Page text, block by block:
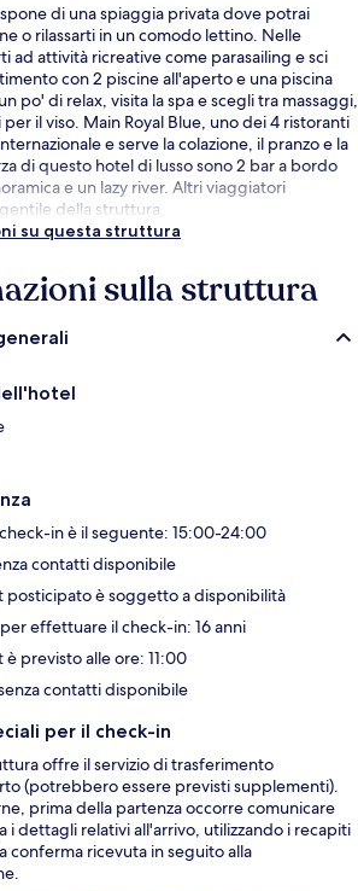
di una spiaggia privata dove potrai
o rilassarti in un comodo lettino. Nelle
ad attività ricreative come parasailing e sci
con 2 piscine all'aperto e una piscina
po' di relax, visita la spa e scegli tra massaggi,
il viso. Main Royal Blue, uno dei 4 ristoranti
e serve la colazione, il pranzo e la
di questo hotel di lusso sono 2 bar a bordo
e un lazy river. Altri viaggiatori
della struttura.
su questa struttura
sulla struttura
in è il seguente: 15:00-24:00
contatti disponibile
posticipato è soggetto a disponibilità
effettuare il check-in: 16 anni
previsto alle ore: 11:00
contatti disponibile
per il check-in
offre il servizio di trasferimento
(potrebbero essere previsti supplementi).
prima della partenza occorre comunicare
i dettagli relativi all'arrivo, utilizzando i recapiti
conferma ricevuta in seguito alla